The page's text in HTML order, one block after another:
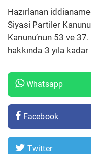
Hazırlanan
Siyasi Partiler
Kanunu’nun 53 ve
hakkında 3 yıla
Whatsapp
Facebook
Twitter